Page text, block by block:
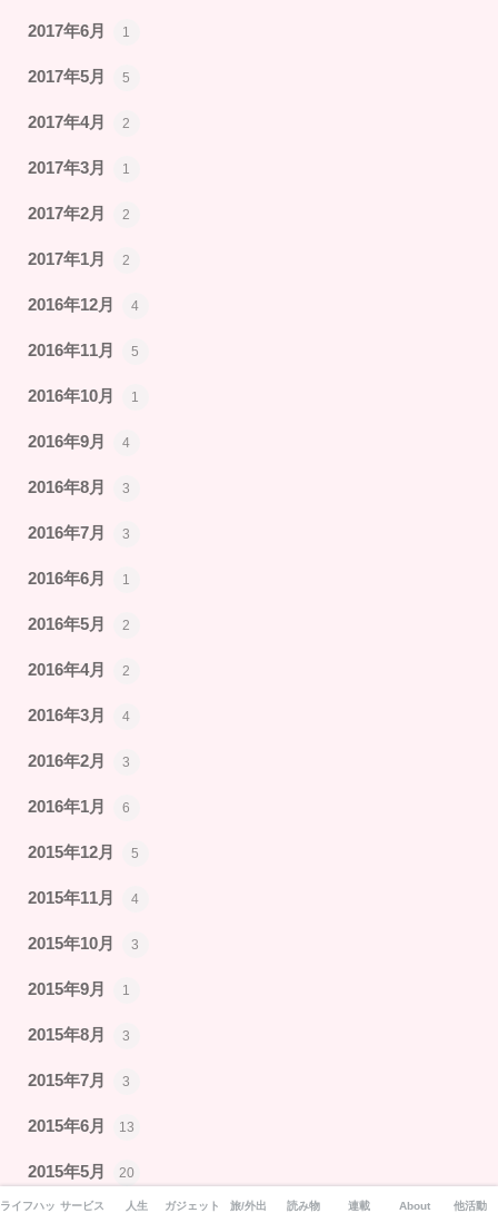
2017年6月 1
2017年5月 5
2017年4月 2
2017年3月 1
2017年2月 2
2017年1月 2
2016年12月 4
2016年11月 5
2016年10月 1
2016年9月 4
2016年8月 3
2016年7月 3
2016年6月 1
2016年5月 2
2016年4月 2
2016年3月 4
2016年2月 3
2016年1月 6
2015年12月 5
2015年11月 4
2015年10月 3
2015年9月 1
2015年8月 3
2015年7月 3
2015年6月 13
2015年5月 20
2015年4月
ライフハックサービス 人生 ガジェット 旅/外出 読み物 連載 About 他活動